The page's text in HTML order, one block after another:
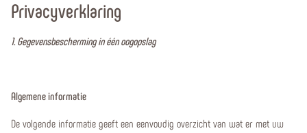
Privacyverklaring
1. Gegevensbescherming in één oogopslag
Algemene informatie
De volgende informatie geeft een eenvoudig overzicht van wat er met uw